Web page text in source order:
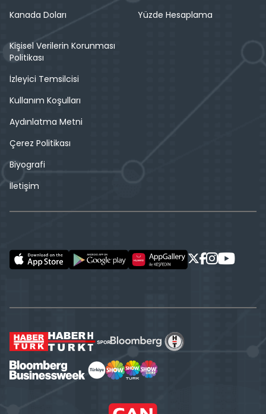
Kanada Doları
Yüzde Hesaplama
Kişisel Verilerin Korunması
Politikası
İzleyici Temsilcisi
Kullanım Koşulları
Aydınlatma Metni
Çerez Politikası
Biyografi
İletişim